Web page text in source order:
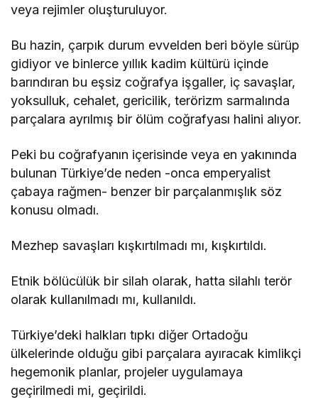
veya rejimler oluşturuluyor.
Bu hazin, çarpık durum evvelden beri böyle sürüp
gidiyor ve binlerce yıllık kadim kültürü içinde
barındıran bu eşsiz coğrafya işgaller, iç savaşlar,
yoksulluk, cehalet, gericilik, terörizm sarmalında
parçalara ayrılmış bir ölüm coğrafyası halini alıyor.
Peki bu coğrafyanın içerisinde veya en yakınında
bulunan Türkiye’de neden -onca emperyalist
çabaya rağmen- benzer bir parçalanmışlık söz
konusu olmadı.
Mezhep savaşları kışkırtılmadı mı, kışkırtıldı.
Etnik bölücülük bir silah olarak, hatta silahlı terör
olarak kullanılmadı mı, kullanıldı.
Türkiye’deki halkları tıpkı diğer Ortadoğu
ülkelerinde olduğu gibi parçalara ayıracak kimlikçi
hegemonik planlar, projeler uygulamaya
geçirilmedi mi, geçirildi.